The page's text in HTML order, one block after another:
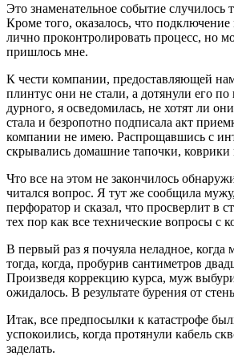
Это знаменательное событие
Кроме того, оказалось, что
лично проконтролировать процесс, но
пришлось мне.
К чести компании, предоставляющей нам
плинтус они не стали, а дотянули его
дурного, я осведомилась, не хотят ли
стала и безропотно подписала акт
компании не имею. Распрощавшись с
скрывались домашние тапочки,
Что все на этом не закончилось
читался вопрос. Я тут же сообщила
перфоратор и сказал, что просверлит в
тех пор как все технические вопросы с
В первый раз я почуяла неладное,
тогда, когда, пробурив сантиметров
Произведя коррекцию курса, муж
ожидалось. В результате бурения от
Итак, все предпосылки к катастрофе
успокоились, когда протянули кабель
заделать.